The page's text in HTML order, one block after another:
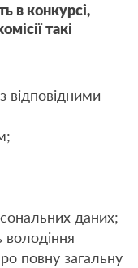
в конкурсі,
такі
даних;
володіння
повну загальну